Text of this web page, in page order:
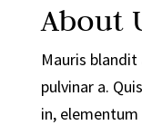
About
Mauris
pulvinar a.
in,